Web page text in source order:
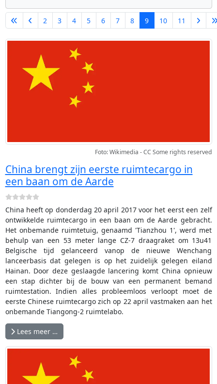
Pagina 9 van 11
2 3 4 5 6 7 8 9 10 11
Foto: Wikimedia - CC Some rights reserved
China brengt zijn eerste ruimtecargo in
een baan om de Aarde
China heeft op donderdag 20 april 2017 voor het eerst een zelf
ontwikkelde ruimtecargo in een baan om de Aarde gebracht.
Het onbemande ruimtetuig, genaamd 'Tianzhou 1', werd met
behulp van een 53 meter lange CZ-7 draagraket om 13u41
Belgische tijd gelanceerd vanop de nieuwe Wenchang
lanceerbasis dat gelegen is op het zuidelijk gelegen eiland
Hainan. Door deze geslaagde lancering komt China opnieuw
een stap dichter bij de bouw van een permanent bemand
ruimtestation. Indien alles probleemloos verloopt moet de
eerste Chinese ruimtecargo zich op 22 april vastmaken aan het
onbemande Tiangong-2 ruimtelabo.
Lees meer …